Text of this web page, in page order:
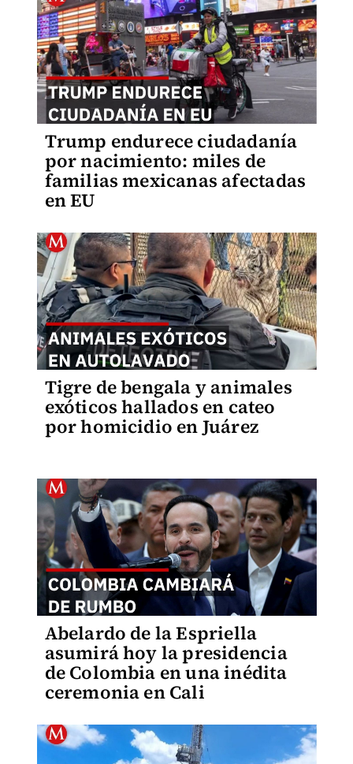
Trump endurece ciudadanía
por nacimiento: miles de
familias mexicanas afectadas
en EU
Tigre de bengala y animales
exóticos hallados en cateo
por homicidio en Juárez
Abelardo de la Espriella
asumirá hoy la presidencia
de Colombia en una inédita
ceremonia en Cali